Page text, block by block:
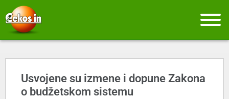
Usvojene su izmene i dopune Zakona
o budžetskom sistemu